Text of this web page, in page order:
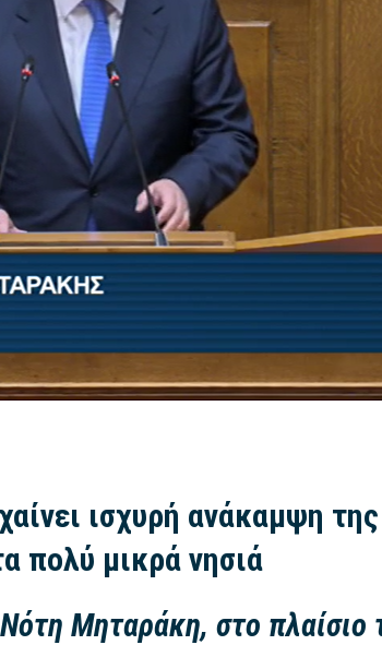
ισχυρή ανάκαμψη
πολύ μικρά νησιά
Μηταράκη, στο πλαίσιο